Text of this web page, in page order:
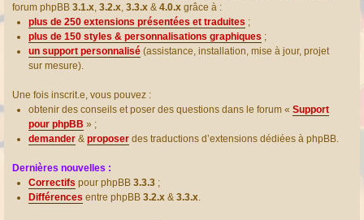
forum phpBB 3.1.x, 3.2.x, 3.3.x & 4.0.x grâce à :
plus de 250 extensions présentées et traduites ;
plus de 150 styles & personnalisations graphiques ;
un support personnalisé (assistance, installation, mise à jour, projet
sur mesure).
Une fois inscrit.e, vous pouvez :
obtenir des conseils et poser des questions dans le forum « Support
pour phpBB » ;
demander & proposer des traductions d’extensions dédiées à phpBB.
Dernières nouvelles :
Correctifs pour phpBB 3.3.3 ;
Différences entre phpBB 3.2.x & 3.3.x.